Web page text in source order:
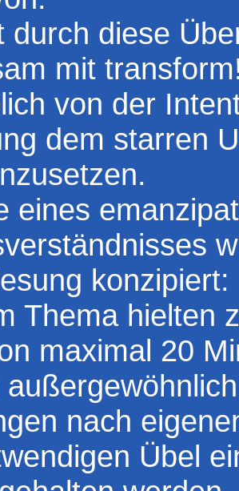
durch diese
mit
von der
dem starren
eines
konzipiert:
Thema hielten
maximal 20
nach
Übel